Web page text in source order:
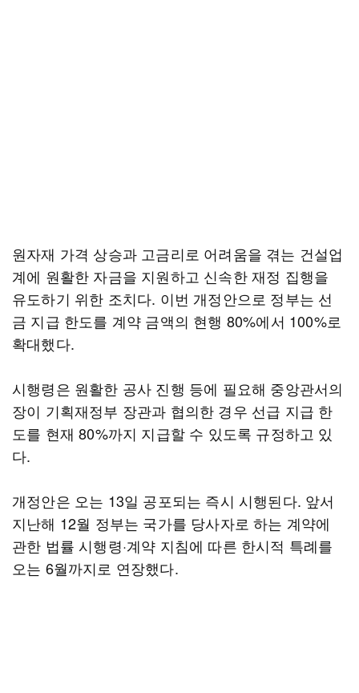
원자재 가격 상승과 고금리로 어려움을 겪는 건설업
계에 원활한 자금을 지원하고 신속한 재정 집행을
유도하기 위한 조치다. 이번 개정안으로 정부는 선
금 지급 한도를 계약 금액의 현행 80%에서 100%로
확대했다.
시행령은 원활한 공사 진행 등에 필요해 중앙관서의
장이 기획재정부 장관과 협의한 경우 선급 지급 한
도를 현재 80%까지 지급할 수 있도록 규정하고 있
다.
개정안은 오는 13일 공포되는 즉시 시행된다. 앞서
지난해 12월 정부는 국가를 당사자로 하는 계약에
관한 법률 시행령·계약 지침에 따른 한시적 특례를
오는 6월까지로 연장했다.